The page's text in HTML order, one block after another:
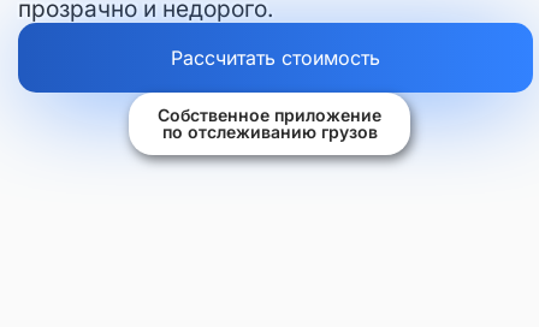
прозрачно и недорого.
Рассчитать стоимость
Собственное приложение
по отслеживанию грузов